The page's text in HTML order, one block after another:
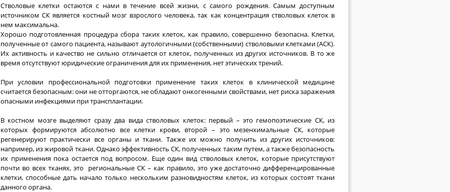
Стволовые клетки остаются с нами в течение всей жизни, с самого рождения. Самым доступным
источником СК является костный мозг взрослого человека, так как концентрация стволовых клеток в
нем максимальна.
Хорошо подготовленная процедура сбора таких клеток, как правило, совершенно безопасна. Клетки,
полученные от самого пациента, называют аутологичными (собственными) стволовыми клетками (АСК).
Их активность и качество не сильно отличается от клеток, полученных из других источников. В то же
время отсутствуют юридические ограничения для их применения, нет этических трений.
При условии профессиональной подготовки применение таких клеток в клинической медицине
считается безопасным: они не отторгаются, не обладают онкогенными свойствами, нет риска заражения
опасными инфекциями при трансплантации.
В костном мозге выделяют сразу два вида стволовых клеток: первый – это гемопоэтические СК, из
которых формируются абсолютно все клетки крови, второй – это мезенхимальные СК, которые
регенерируют практически все органы и ткани. Также их можно получить из других источников:
например, из жировой ткани. Однако эффективность СК, полученных таким путем, а также безопасность
их применения пока остается под вопросом. Еще один вид стволовых клеток, которые присутствуют
почти во всех тканях, это региональные СК – как правило, это уже достаточно дифференцированные
клетки, способные дать начало только нескольким разновидностям клеток, из которых состоят ткани
данного органа.